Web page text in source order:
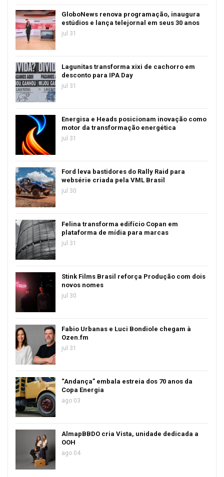
GloboNews renova programação, inaugura
estúdios e lança telejornal em seus 30 anos
jul 31
Lagunitas transforma xixi de cachorro em
desconto para IPA Day
jul 31
Energisa e Heads posicionam inovação como
motor da transformação energética
jul 31
Ford leva bastidores do Rally Raid para
websérie criada pela VML Brasil
jul 30
Felina transforma edifício Copan em
plataforma de mídia para marcas
jul 31
Stink Films Brasil reforça Produção com dois
novos nomes
jul 30
Fabio Urbanas e Luci Bondiole chegam à
Ozen.fm
jul 31
“Andança” embala estreia dos 70 anos da
Copa Energia
ago 03
AlmapBBDO cria Vista, unidade dedicada a
OOH
ago 04